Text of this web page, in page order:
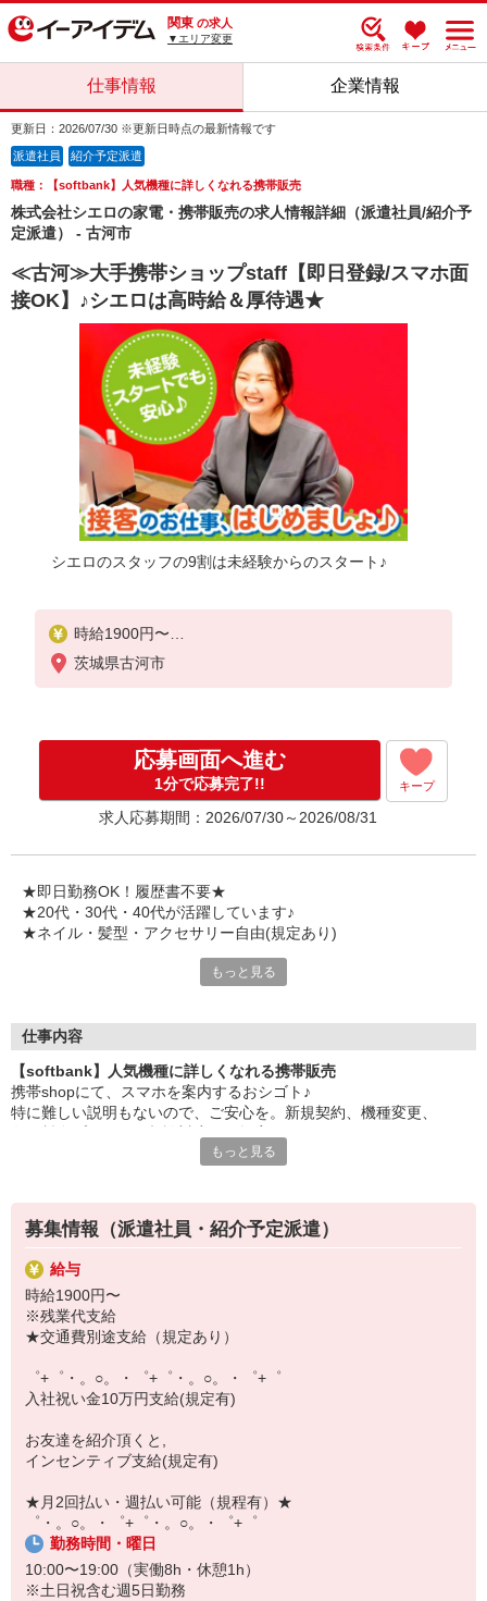
関東 の求人
▼エリア変更
仕事情報 企業情報
更新日：2026/07/30 ※更新日時点の最新情報です
派遣社員 紹介予定派遣
職種：【softbank】人気機種に詳しくなれる携帯販売
株式会社シエロの家電・携帯販売の求人情報詳細（派遣社員/紹介予
定派遣） - 古河市
≪古河≫大手携帯ショップstaff【即日登録/スマホ面
接OK】♪シエロは高時給＆厚待遇★
シエロのスタッフの9割は未経験からのスタート♪
時給1900円〜
※残業代支給
★交通費別途支給（規定あり）
入社祝い金10万円支給(規定有)
お友達を紹介頂くと,
インセンティブ支給(規定有)
゜・。○。・゜+゜・。○。・゜+゜
茨城県古河市
応募画面へ進む
1分で応募完了!! キープ
求人応募期間：2026/07/30～2026/08/31
★即日勤務OK！履歴書不要★
★20代・30代・40代が活躍しています♪
★ネイル・髪型・アクセサリー自由(規定あり)
シエロのスタッフは9割が未経験スタート。
ずっと先まで役に立ちます！
丁寧な研修もあるので、
みなさんから働きやすいと好評です♪
最新アプリ事情やお得なプラン、
スマホの裏ワザを学べるチャンス♪
￣￣￣￣￣￣￣￣￣￣￣
▼オフィスワーク
事務、経理、データ入力、コールセンター、受付
▼工場・製造・軽作業系
機械/食品製造・梱包・仕分け・加工・組立・検査
▼美容系
眉毛サロンのアイブロウ・ネイリスト・エステ
▼営業・販売
法人営業・アパレル販売・個別指導塾・人材紹介
▼人気案件も多数♪
短期・期間限定・オープニング・官公庁案件
上場/優良/大手企業など
【スマホ面接実施中】
￣￣￣￣￣￣￣￣￣
自宅に居ながらスマホでカンタン面接OK！
オンライン面談なのでスピード対応。
もっと見る
仕事内容
【softbank】人気機種に詳しくなれる携帯販売
携帯shopにて、スマホを案内するおシゴト♪
特に難しい説明もないので、ご安心を。新規契約、機種変更、
満足度◎
■携帯やインターネット販売業務
docomo(ドコモ)/au(エーユー)・KDDI/softbank(ソフトバンク)など
の大手キャリアから
ワイモバイル(Y!mobille)、楽天モバイル、UQなど格安スマホまで幅
広く紹介可能♪
もっと見る
募集情報（派遣社員・紹介予定派遣）
給与
時給1900円〜
※残業代支給
★交通費別途支給（規定あり）
゜+゜・。○。・゜+゜・。○。・゜+゜
入社祝い金10万円支給(規定有)
お友達を紹介頂くと,
インセンティブ支給(規定有)
★月2回払い・週払い可能（規程有）★
゜・。○。・゜+゜・。○。・゜+゜
勤務時間・曜日
10:00〜19:00（実働8h・休憩1h）
※土日祝含む週5日勤務